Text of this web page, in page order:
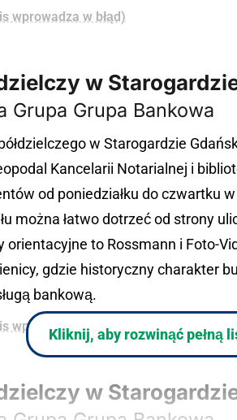
wprowadza w błąd)
w
Grupa Grupa Bankowa
w Starogardzie
Kancelarii Notarialnej i
od poniedziałku do czwartku
można łatwo dotrzeć od strony
orientacyjne to Rossmann i Foto-
gdzie historyczny charakter
bankową.
wprowadza w błąd)
w
Kliknij, aby rozwinąć pełną